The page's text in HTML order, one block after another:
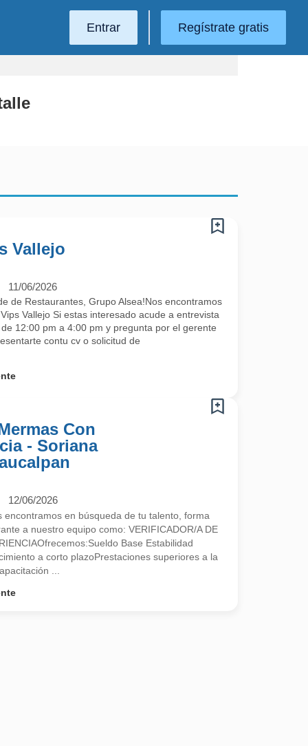
Entrar Regístrate gratis
Vallejo
11/06/2026
de Restaurantes, Grupo Alsea!Nos encontramos
Vallejo Si estas interesado acude a entrevista
12:00 pm a 4:00 pm y pregunta por el gerente
contu cv o solicitud de
Con
- Soriana
12/06/2026
encontramos en búsqueda de tu talento, forma
a nuestro equipo como: VERIFICADOR/A DE
Base Estabilidad
a corto plazoPrestaciones superiores a la
...